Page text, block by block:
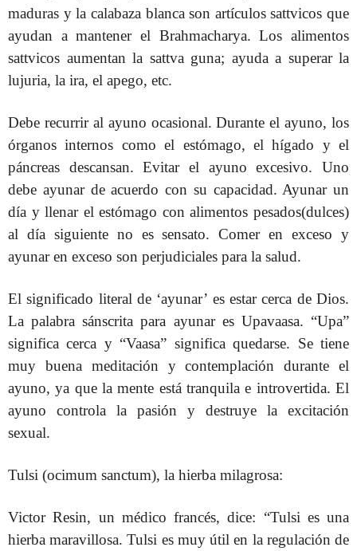
maduras y la calabaza blanca son artículos sattvicos que
ayudan a mantener el Brahmacharya. Los alimentos
sattvicos aumentan la sattva guna; ayuda a superar la
lujuria, la ira, el apego, etc.
Debe recurrir al ayuno ocasional. Durante el ayuno, los
órganos internos como el estómago, el hígado y el
páncreas descansan. Evitar el ayuno excesivo. Uno
debe ayunar de acuerdo con su capacidad. Ayunar un
día y llenar el estómago con alimentos pesados​​(dulces)
al día siguiente no es sensato. Comer en exceso y
ayunar en exceso son perjudiciales para la salud.
El significado literal de ‘ayunar’ es estar cerca de Dios.
La palabra sánscrita para ayunar es Upavaasa. “Upa”
significa cerca y “Vaasa” significa quedarse. Se tiene
muy buena meditación y contemplación durante el
ayuno, ya que la mente está tranquila e introvertida. El
ayuno controla la pasión y destruye la excitación
sexual.
Tulsi (ocimum sanctum), la hierba milagrosa:
Victor Resin, un médico francés, dice: “Tulsi es una
hierba maravillosa. Tulsi es muy útil en la regulación de